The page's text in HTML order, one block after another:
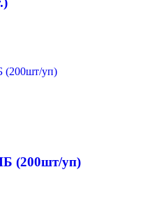
(200шт/уп)